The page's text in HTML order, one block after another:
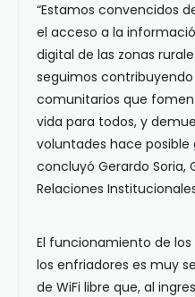
“Estamos convencidos
el acceso a la
digital de las zonas
seguimos
comunitarios que
vida para todos, y
voluntades hace posible
concluyó Gerardo Soria,
Relaciones Institucionales
El funcionamiento de
los enfriadores es muy
de WiFi libre que, al